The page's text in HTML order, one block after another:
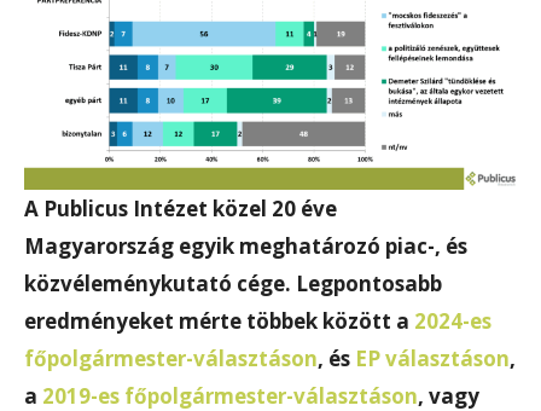
A Publicus Intézet közel 20 éve
Magyarország egyik meghatározó piac-, és
közvéleménykutató cége. Legpontosabb
eredményeket mérte többek között a 2024-es
főpolgármester-választáson, és EP választáson,
a 2019-es főpolgármester-választáson, vagy